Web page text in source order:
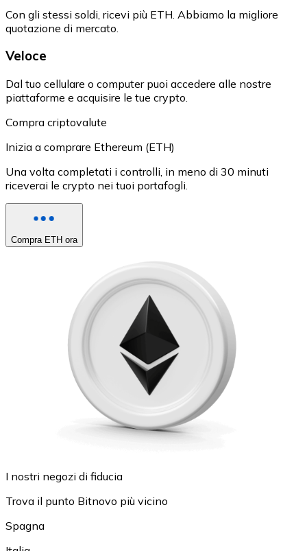
Con gli stessi soldi, ricevi più ETH. Abbiamo la migliore
quotazione di mercato.
Veloce
Dal tuo cellulare o computer puoi accedere alle nostre
piattaforme e acquisire le tue crypto.
Compra criptovalute
Inizia a comprare Ethereum (ETH)
Una volta completati i controlli, in meno di 30 minuti
riceverai le crypto nei tuoi portafogli.
Compra ETH ora
I nostri negozi di fiducia
Trova il punto Bitnovo più vicino
Spagna